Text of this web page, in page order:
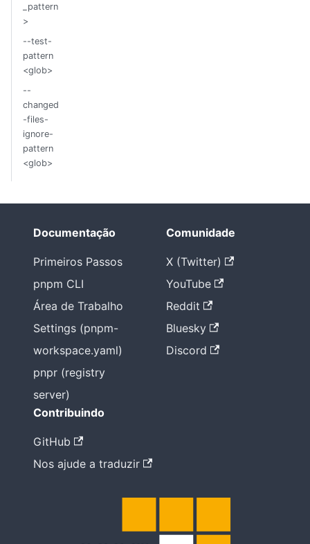
_pattern
>
--test-
pattern
<glob>
--
changed
-files-
ignore-
pattern
<glob>
Documentação
Primeiros Passos
pnpm CLI
Área de Trabalho
Settings (pnpm-
workspace.yaml)
pnpr (registry
server)
Comunidade
X (Twitter)
YouTube
Reddit
Bluesky
Discord
Contribuindo
GitHub
Nos ajude a traduzir